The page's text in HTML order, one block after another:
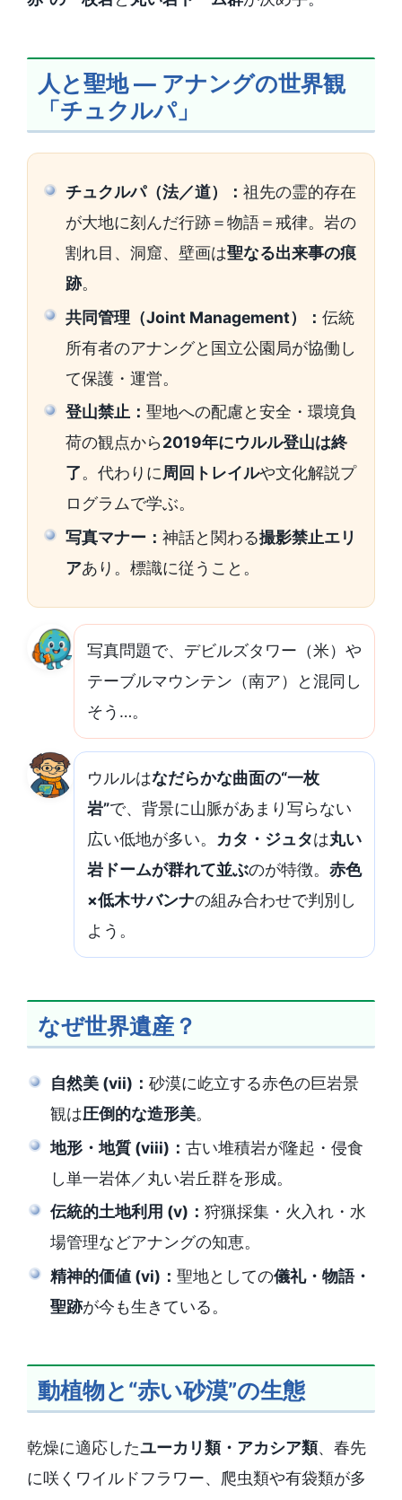
人と聖地 ― アナングの世界観
「チュクルパ」
チュクルパ（法／道）： 祖先の霊的存在
が大地に刻んだ行跡＝物語＝戒律。岩の
割れ目、洞窟、壁画は聖なる出来事の痕
跡。
共同管理（Joint Management）： 伝統
所有者のアナングと国立公園局が協働し
て保護・運営。
登山禁止： 聖地への配慮と安全・環境負
荷の観点から2019年にウルル登山は終
了。代わりに周回トレイルや文化解説プ
ログラムで学ぶ。
写真マナー： 神話と関わる撮影禁止エリ
アあり。標識に従うこと。
写真問題で、デビルズタワー（米）や
テーブルマウンテン（南ア）と混同し
そう…。
ウルルはなだらかな曲面の“一枚
岩”で、背景に山脈があまり写らない
広い低地が多い。 カタ・ジュタは丸い
岩ドームが群れて並ぶのが特徴。 赤色
×低木サバンナの組み合わせで判別し
よう。
なぜ世界遺産？
自然美 (vii)： 砂漠に屹立する赤色の巨岩景
観は圧倒的な造形美。
地形・地質 (viii)： 古い堆積岩が隆起・侵食
し単一岩体／丸い岩丘群を形成。
伝統的土地利用 (v)： 狩猟採集・火入れ・水
場管理などアナングの知恵。
精神的価値 (vi)： 聖地としての儀礼・物語・
聖跡が今も生きている。
動植物と“赤い砂漠”の生態
乾燥に適応したユーカリ類・アカシア類、春先
に咲くワイルドフラワー、爬虫類や有袋類が多